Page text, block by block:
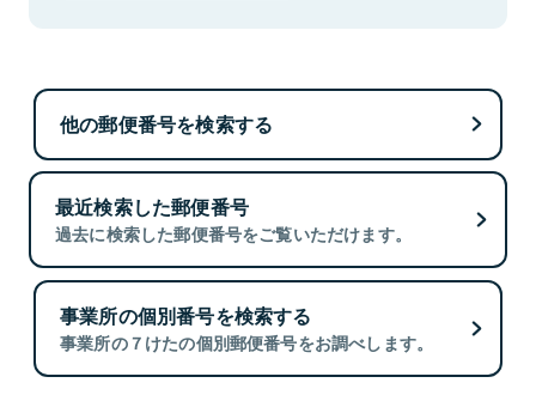
他の郵便番号を検索する
最近検索した郵便番号
過去に検索した郵便番号をご覧いただけます。
事業所の個別番号を検索する
事業所の７けたの個別郵便番号をお調べします。